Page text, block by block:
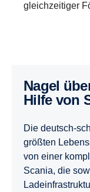
gleichzeitiger
Nagel überwacht und steuert mit
Hilfe von
Die deutsch-
größten
von einer
Scania, die